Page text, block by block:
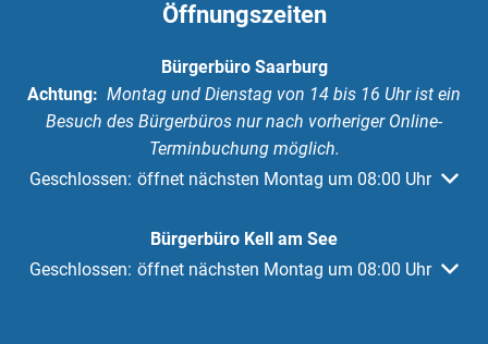
Öffnungszeiten
Bürgerbüro Saarburg
Achtung: Montag und Dienstag von 14 bis 16 Uhr ist ein
Besuch des Bürgerbüros nur nach vorheriger Online-
Terminbuchung möglich.
Klicken, um weitere Öffnungs- oder Schließzeiten
Geschlossen: öffnet nächsten Montag um 08:00 Uhr
Bürgerbüro Kell am See
Klicken, um weitere Öffnungs- oder Schließzeiten
Geschlossen: öffnet nächsten Montag um 08:00 Uhr